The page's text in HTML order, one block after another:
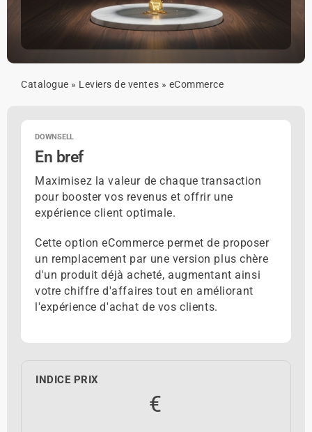
Catalogue » Leviers de ventes » eCommerce
DOWNSELL
En bref
Maximisez la valeur de chaque transaction
pour booster vos revenus et offrir une
expérience client optimale.
Cette option eCommerce permet de proposer
un remplacement par une version plus chère
d'un produit déjà acheté, augmentant ainsi
votre chiffre d'affaires tout en améliorant
l'expérience d'achat de vos clients.
INDICE PRIX
€